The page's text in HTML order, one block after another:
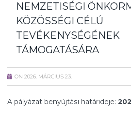
NEMZETISÉGI
KÖZÖSSÉGI CÉLÚ
TEVÉKENYSÉGÉNEK
TÁMOGATÁSÁRA
ON 2026. MÁRCIUS 23.
A pályázat benyújtási határideje: